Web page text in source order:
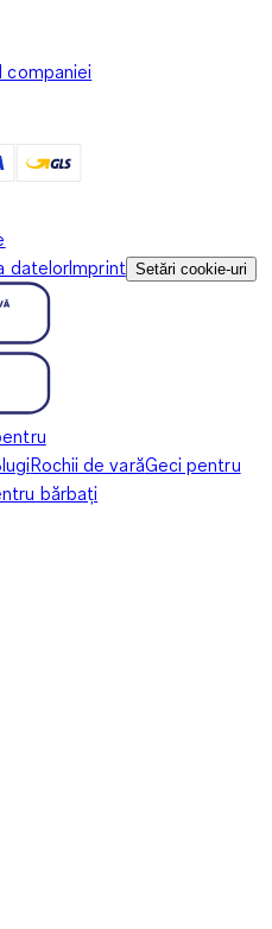
companiei
datelorImprint Setări cookie-uri
Rochii de varăGeci pentru
bărbați